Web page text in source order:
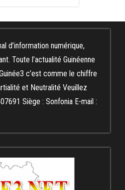
d’information numérique,
Toute l’actualité Guinéenne
c’est comme le chiffre
et Neutralité Veuillez
Siège : Sonfonia E-mail :